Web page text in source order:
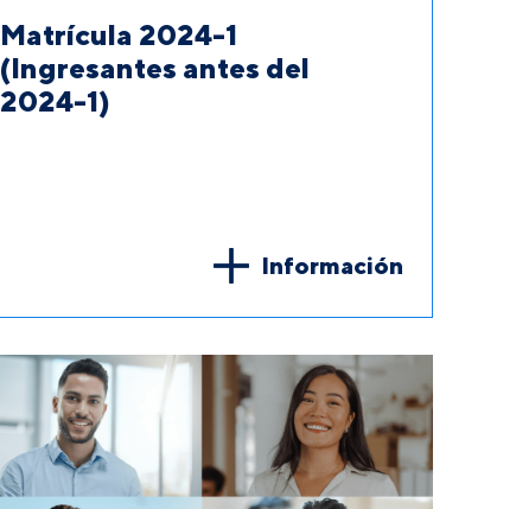
Matrícula 2024-1
(Ingresantes antes del
2024-1)
Información